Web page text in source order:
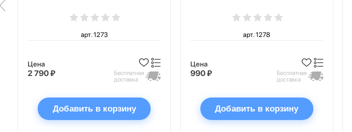
арт. 1273
Цена
2 790 ₽
Бесплатная
доставка
Добавить в корзину
арт. 1278
Цена
990 ₽
Бесплатная
доставка
Добавить в корзину